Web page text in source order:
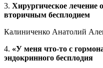
3. Хирургическое лечение
вторичным бесплодием
Калиниченко Анатолий
4. «У меня что-то с
эндокринного бесплодия